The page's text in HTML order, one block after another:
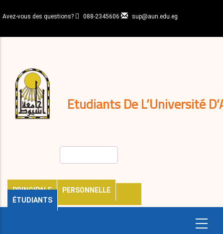
au
principal
Avez-vous des questions? 088-2345606 sup@aun.edu.eg
Etudiants De L’Université
PRINCIPALE
PERSONNELLE
ÉTUDIANTS
décisions
Expatriés
Journal